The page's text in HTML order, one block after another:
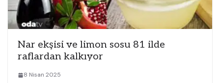
Nar ekşisi ve limon sosu 81 ilde
raflardan kalkıyor
8 Nisan 2025